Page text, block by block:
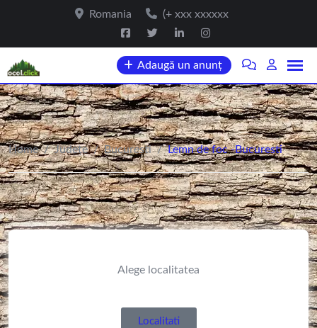
Romania (+ xxx xxxxxx
Adaugă un anunț
Home / Județe / Bucureşti / Lemn de foc -Bucuresti
Alege localitatea
Localitati